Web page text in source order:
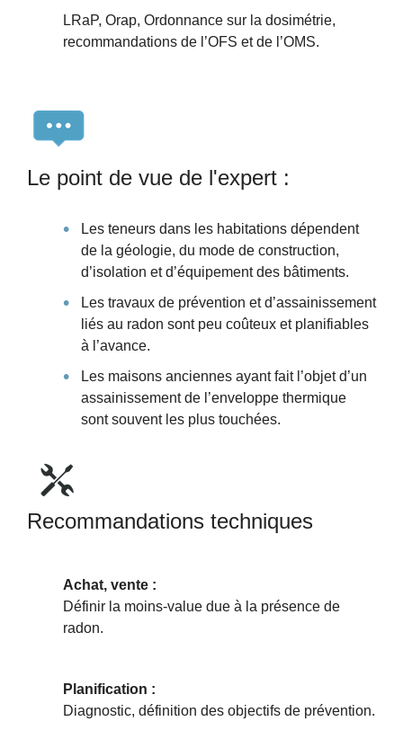
LRaP, Orap, Ordonnance sur la dosimétrie,
recommandations de l’OFS et de l’OMS.
Le point de vue de l'expert :
Les teneurs dans les habitations dépendent
de la géologie, du mode de construction,
d’isolation et d’équipement des bâtiments.
Les travaux de prévention et d’assainissement
liés au radon sont peu coûteux et planifiables
à l’avance.
Les maisons anciennes ayant fait l’objet d’un
assainissement de l’enveloppe thermique
sont souvent les plus touchées.
Recommandations techniques
Achat, vente :
Définir la moins-value due à la présence de
radon.
Planification :
Diagnostic, définition des objectifs de prévention.